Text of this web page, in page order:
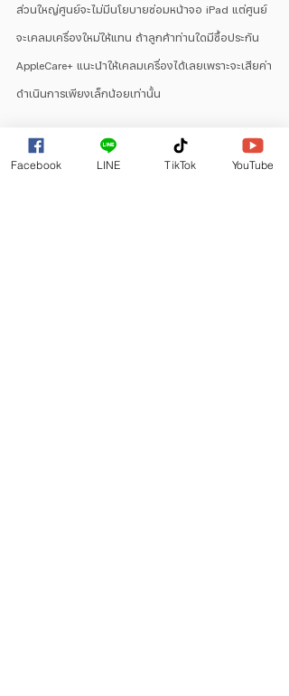
ส่วนใหญ่ศูนย์จะไม่มีนโยบายซ่อมหน้าจอ iPad แต่ศูนย์
จะเคลมเครื่องใหม่ให้แทน ถ้าลูกค้าท่านใดมีซื้อประกัน
AppleCare+ แนะนำให้เคลมเครื่องได้เลยเพราะจะเสียค่า
ดำเนินการเพียงเล็กน้อยเท่านั้น
https://youtu.be/Pycv74DxXao?si=JCtTBv9_QUJFwku4
Facebook LINE TikTok YouTube